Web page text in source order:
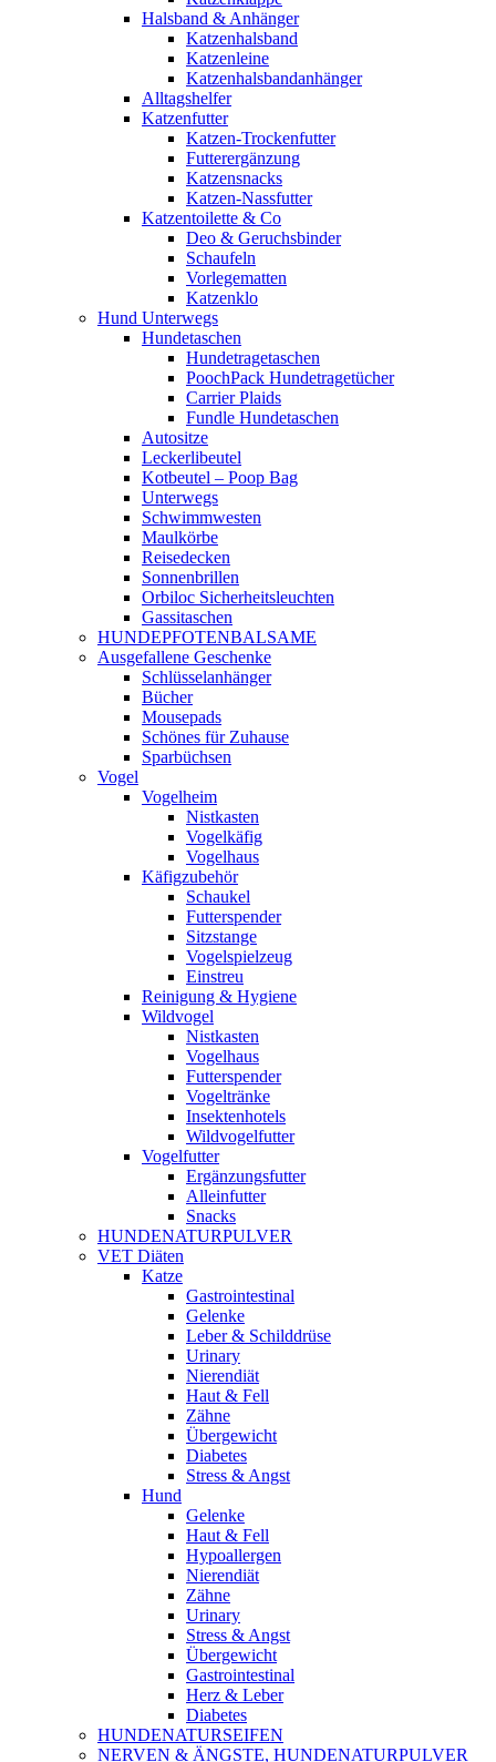
Halsband & Anhänger
Katzenhalsband
Katzenleine
Katzenhalsbandanhänger
Alltagshelfer
Katzenfutter
Katzen-Trockenfutter
Futterergänzung
Katzensnacks
Katzen-Nassfutter
Katzentoilette & Co
Deo & Geruchsbinder
Schaufeln
Vorlegematten
Katzenklo
Hund Unterwegs
Hundetaschen
Hundetragetaschen
PoochPack Hundetragetücher
Carrier Plaids
Fundle Hundetaschen
Autositze
Leckerlibeutel
Kotbeutel – Poop Bag
Unterwegs
Schwimmwesten
Maulkörbe
Reisedecken
Sonnenbrillen
Orbiloc Sicherheitsleuchten
Gassitaschen
HUNDEPFOTENBALSAME
Ausgefallene Geschenke
Schlüsselanhänger
Bücher
Mousepads
Schönes für Zuhause
Sparbüchsen
Vogel
Vogelheim
Nistkasten
Vogelkäfig
Vogelhaus
Käfigzubehör
Schaukel
Futterspender
Sitzstange
Vogelspielzeug
Einstreu
Reinigung & Hygiene
Wildvogel
Nistkasten
Vogelhaus
Futterspender
Vogeltränke
Insektenhotels
Wildvogelfutter
Vogelfutter
Ergänzungsfutter
Alleinfutter
Snacks
HUNDENATURPULVER
VET Diäten
Katze
Gastrointestinal
Gelenke
Leber & Schilddrüse
Urinary
Nierendiät
Haut & Fell
Zähne
Übergewicht
Diabetes
Stress & Angst
Hund
Gelenke
Haut & Fell
Hypoallergen
Nierendiät
Zähne
Urinary
Stress & Angst
Übergewicht
Gastrointestinal
Herz & Leber
Diabetes
HUNDENATURSEIFEN
NERVEN & ÄNGSTE, HUNDENATURPULVER